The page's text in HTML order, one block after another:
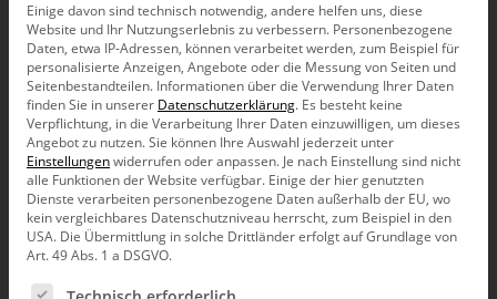
DeltaMaster
13. Januar 2022, 10:00–11:00Uhr
Einige davon sind technisch notwendig, andere helfen uns, diese
Website und Ihr Nutzungserlebnis zu verbessern. Personenbezogene
Daten, etwa IP-Adressen, können verarbeitet werden, zum Beispiel für
personalisierte Anzeigen, Angebote oder die Messung von Seiten und
Seitenbestandteilen. Informationen über die Verwendung Ihrer Daten
finden Sie in unserer Datenschutzerklärung. Es besteht keine
Verpflichtung, in die Verarbeitung Ihrer Daten einzuwilligen, um dieses
Angebot zu nutzen.Sie können Ihre Auswahl jederzeit unter
Einstellungenwiderrufen oder anpassen. Je nach Einstellung sind nicht
alle Funktionen der Website verfügbar. Einige der hier genutzten
Dienste verarbeiten personenbezogene Daten außerhalb der EU, wo
kein vergleichbares Datenschutzniveau herrscht, zum Beispiel in den
USA. Die Übermittlung in solche Drittländer erfolgt auf Grundlage von
Art. 49 Abs. 1 a DSGVO.
Es folgt eine Liste der Service-Gruppen, für die eine